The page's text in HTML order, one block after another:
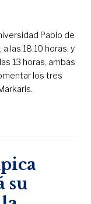
Pablo de
las 18.10 horas, y
13 horas, ambas
los tres
su